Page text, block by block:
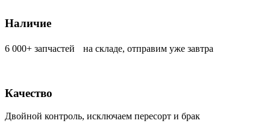
Наличие
6 000+ запчастей на складе, отправим уже завтра
Качество
Двойной контроль, исключаем пересорт и брак